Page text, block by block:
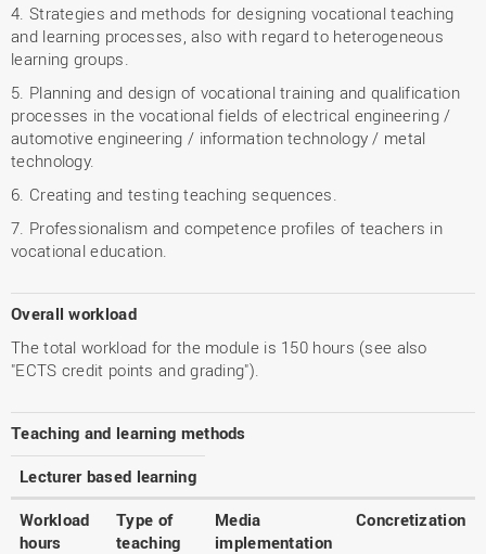
4. Strategies and methods for designing vocational teaching
and learning processes, also with regard to heterogeneous
learning groups.
5. Planning and design of vocational training and qualification
processes in the vocational fields of electrical engineering /
automotive engineering / information technology / metal
technology.
6. Creating and testing teaching sequences.
7. Professionalism and competence profiles of teachers in
vocational education.
Overall workload
The total workload for the module is 150 hours (see also
"ECTS credit points and grading").
Teaching and learning methods
Lecturer based learning
Workload
hours
Type of
teaching
Media
implementation
Concretization